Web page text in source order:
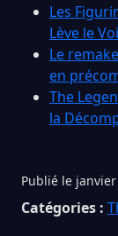
Les
Lève le
Le
en
The
la
Publié le janvier
Catégories :